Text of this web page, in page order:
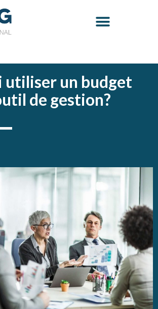
utiliser un budget
de gestion?